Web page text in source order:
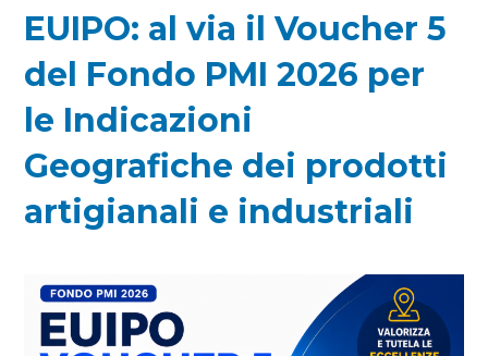
EUIPO: al via il Voucher 5
del Fondo PMI 2026 per
le Indicazioni
Geografiche dei prodotti
artigianali e industriali